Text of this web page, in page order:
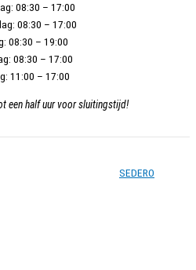
08:30 – 17:00
08:30 – 17:00
08:30 – 19:00
08:30 – 17:00
11:00 – 17:00
een half uur voor sluitingstijd!
SEDERO